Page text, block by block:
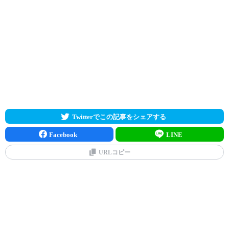
Twitterでこの記事をシェアする
Facebook LINE
URLコピー